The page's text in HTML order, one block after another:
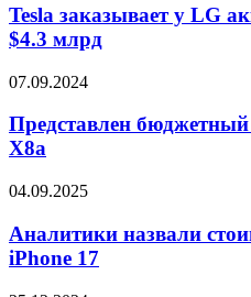
у
LG
аккумуляторы
сумму
млрд
Tesla заказывает у LG
$4.3 млрд
Представлен
планшет
Honor
Pad
07.09.2024
Представлен
X8a
Аналитики
стоимость
смартфонов
серии
04.09.2025
Аналитики назвали
iPhone 17